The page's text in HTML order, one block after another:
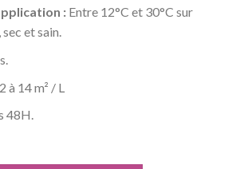
:Entre 12°C et 30°C sur
et sain.
à 14 m² / L
48H.